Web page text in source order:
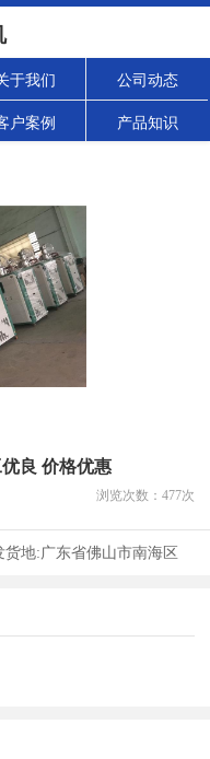
于我们 公司动态
户案例 产品知识
良 价格优惠
浏览次数： 477次
货地:广东省佛山市南海区